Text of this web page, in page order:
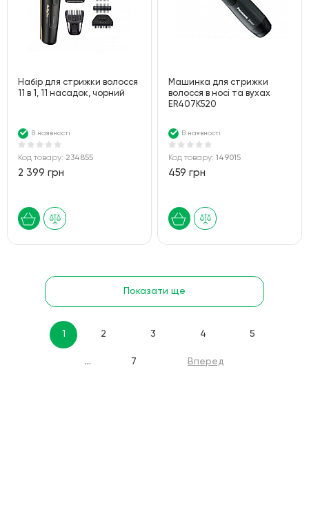
Набір для стрижки волосся
11 в 1, 11 насадок, чорний
В наявності
Код товару: 234855
2 399 грн
Машинка для стрижки
волосся в носі та вухах
ER407K520
В наявності
Код товару:149015
459 грн
Показати ще
1 2 3 4 5
... 7 Вперед